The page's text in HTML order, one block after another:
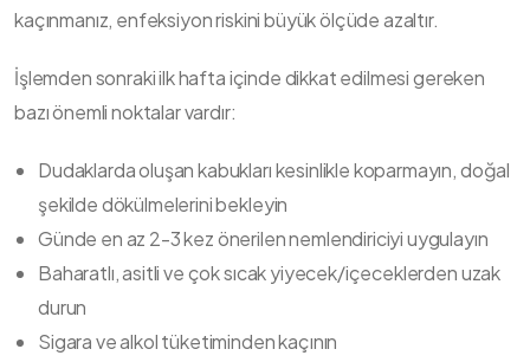
kaçınmanız, enfeksiyon riskini büyük ölçüde azaltır.
İşlemden sonraki ilk hafta içinde dikkat edilmesi gereken
bazı önemli noktalar vardır:
Dudaklarda oluşan kabukları kesinlikle koparmayın, doğal
şekilde dökülmelerini bekleyin
Günde en az 2-3 kez önerilen nemlendiriciyi uygulayın
Baharatlı, asitli ve çok sıcak yiyecek/içeceklerden uzak
durun
Sigara ve alkol tüketiminden kaçının